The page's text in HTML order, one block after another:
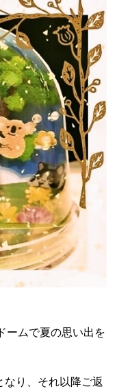
ームで夏の思い出を
り、それ以降ご返